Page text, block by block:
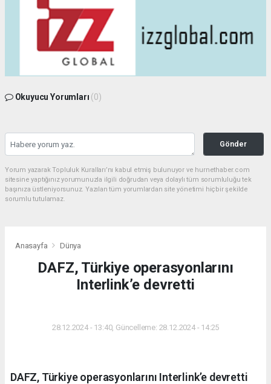
Okuyucu Yorumları (0)
Gönder
Yorum yazarak Topluluk Kuralları’nı kabul etmiş bulunuyor ve hurnethaber.com
sitesine yaptığınız yorumunuzla ilgili doğrudan veya dolaylı tüm sorumluluğu tek
başınıza üstleniyorsunuz. Yazılan tüm yorumlardan site yönetimi hiçbir şekilde
sorumlu tutulamaz.
Anasayfa Dünya
DAFZ, Türkiye operasyonlarını
Interlink’e devretti
28.12.2024 - 13:40, Güncelleme: 28.12.2024 - 14:25
DAFZ, Türkiye operasyonlarını Interlink’e devretti